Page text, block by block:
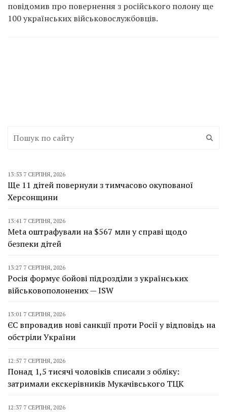
повідомив про повернення з російського полону ще
100 українських військовослужбовців.
13:53 7 СЕРПНЯ, 2026
Ще 11 дітей повернули з тимчасово окупованої
Херсонщини
13:41 7 СЕРПНЯ, 2026
Meta оштрафували на $567 млн у справі щодо
безпеки дітей
13:27 7 СЕРПНЯ, 2026
Росія формує бойові підрозділи з українських
військовополонених — ISW
13:01 7 СЕРПНЯ, 2026
ЄС впровадив нові санкції проти Росії у відповідь на
обстріли України
12:57 7 СЕРПНЯ, 2026
Понад 1,5 тисячі чоловіків списали з обліку:
затримали екскерівників Мукачівського ТЦК
12:37 7 СЕРПНЯ, 2026